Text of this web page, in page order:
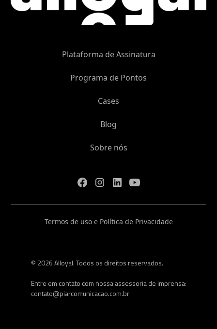
Plataforma de Assinatura
Programa de Pontos
Cases
Blog
Sobre nós
© 2026 Alloyal. Todos os direitos reservados.
Entre em contato com nossa assessoria de imprensa:
contato@piarcomunicacao.com.br
Termos de uso e Política de Privacidade